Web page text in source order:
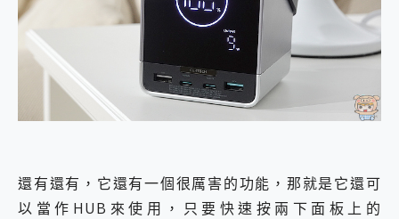
還有還有，它還有一個很厲害的功能，那就是它還可
以當作HUB來使用，只要快速按兩下面板上的